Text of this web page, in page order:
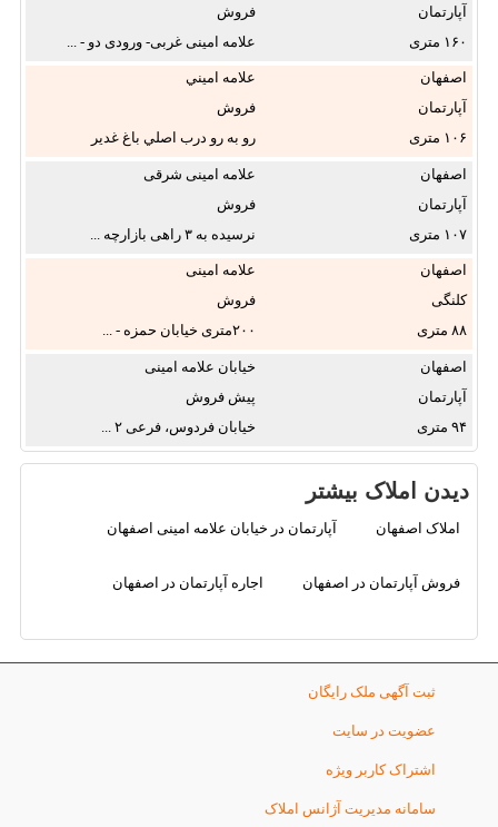
آپارتمان
فروش
۱۶۰
علامه امینی غربی- ورودی دو - ...
اصفهان
علامه اميني
آپارتمان
فروش
۱۰۶
رو به رو درب اصلي باغ غدير
اصفهان
علامه امینی شرقی
آپارتمان
فروش
۱۰۷
نرسیده به ۳ راهی بازارچه ...
اصفهان
علامه امینی
کلنگی
فروش
۸۸
۲۰۰متری خیابان حمزه - ...
اصفهان
خیابان علامه امینی
آپارتمان
پیش فروش
۹۴
خیابان فردوس، فرعی ۲ ...
دیدن املاک بیشتر
املاک اصفهان آپارتمان در خیابان علامه امینی اصفهان
فروش آپارتمان در اصفهان اجاره آپارتمان در اصفهان
ثبت آگهی ملک رایگان
عضویت در سایت
اشتراک کاربر ویژه
سامانه مدیریت آژانس املاک